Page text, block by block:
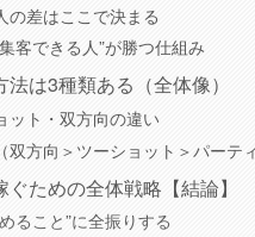
の差はここで決まる
客できる人”が勝つ仕組み
は3種類ある（全体像）
ット・双方向の違い
方向＞ツーショット＞パーティ
ための全体戦略【結論】
ること”に全振りする